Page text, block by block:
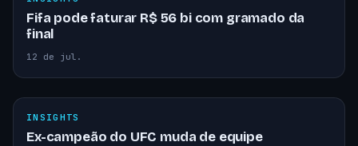
Fifa pode faturar R$ 56 bi com gramado da
final
12 de jul.
INSIGHTS
Ex-campeão do UFC muda de equipe